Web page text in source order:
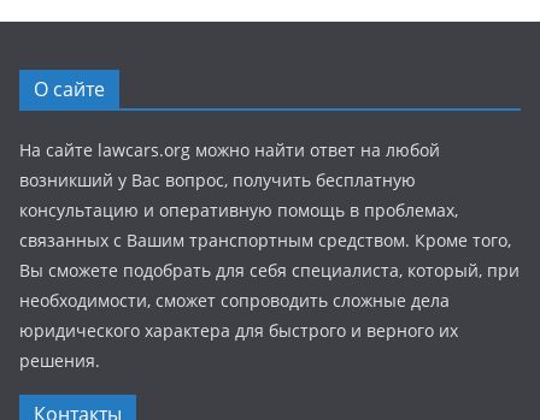
О сайте
На сайте lawcars.org можно найти ответ на любой
возникший у Вас вопрос, получить бесплатную
консультацию и оперативную помощь в проблемах,
связанных с Вашим транспортным средством. Кроме того,
Вы сможете подобрать для себя специалиста, который, при
необходимости, сможет сопроводить сложные дела
юридического характера для быстрого и верного их
решения.
Контакты